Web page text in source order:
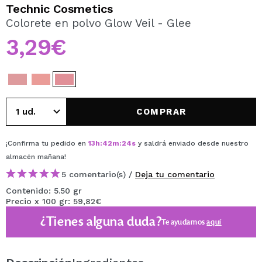
Al crear una cuenta en Maquillalia.com podrás realizar
tus compras rápidamente, revisar el estado de tus
pedidos y consultar tus operaciones anteriores.
Technic Cosmetics
Colorete en polvo Glow Veil - Glee
3,29€
COMPRAR
¡Confirma tu pedido en 13h:42m:24s y saldrá enviado desde nuestro
almacén mañana!
5 comentario(s) / Deja tu comentario
Contenido: 5.50 gr
Precio x 100 gr: 59,82€
¿Tienes alguna duda?Te ayudamosaquí